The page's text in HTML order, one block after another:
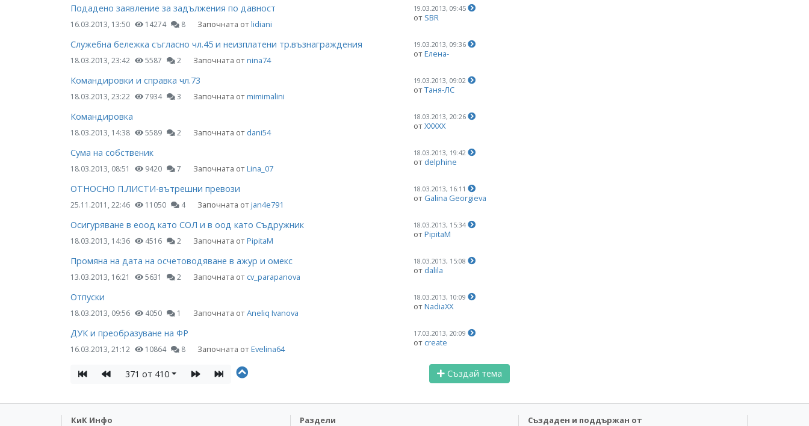
Подадено заявление за задължения по давност
16.03.2013, 13:50 14274 8 Започната отlidiani
19.03.2013, 09:45
от SBR
Служебна бележка съгласно чл.45 и неизплатени тр.възнаграждения
18.03.2013, 23:42 5587 2 Започната отnina74
19.03.2013, 09:36
отЕлена-
Командировки и справка чл.73
18.03.2013, 23:22 7934 3 Започната отmimimalini
19.03.2013, 09:02
отТаня-ЛС
Командировка
18.03.2013, 14:38 5589 2 Започната от dani54
18.03.2013, 20:26
отХХХХХ
Сума на собственик
18.03.2013, 08:51 9420 7 Започната отLina_07
18.03.2013, 19:42
от delphine
ОТНОСНО П.ЛИСТИ-вътрешни превози
25.11.2011, 22:46 11050 4 Започната отjan4e791
18.03.2013, 16:11
отGalina Georgieva
Осигуряване в еоод като СОЛ и в оод като Съдружник
18.03.2013, 14:36 4516 2 Започната отPipitaM
18.03.2013, 15:34
отPipitaM
Промяна на дата на осчетоводяване в ажур и омекс
13.03.2013, 16:21 5631 2 Започната отcv_parapanova
18.03.2013, 15:08
от dalila
Отпуски
18.03.2013, 09:56 4050 1 Започната отAneliq Ivanova
18.03.2013, 10:09
отNadiaXX
ДУК и преобразуване на ФР
16.03.2013, 21:12 10864 8 Започната отEvelina64
17.03.2013, 20:09
отcreate
371 от 410 Създай тема
КиК Инфо
Раздели
Създаден и поддържан от